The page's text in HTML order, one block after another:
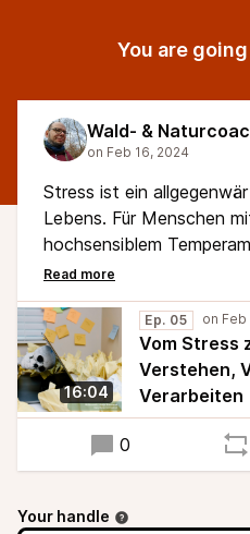
You are
Stress ist ein
Lebens. Für Menschen
hochsensiblem
mit Reizen überfluteten
Dabei ist Stress nicht in
Krankhaftes, sondern Teil
Reaktion unseres Körpers
Bedrohung.
#stress #burnout
16:04
Ep. 05
Vom Stress
Verstehen,
Verarbeiten
0
Your handle